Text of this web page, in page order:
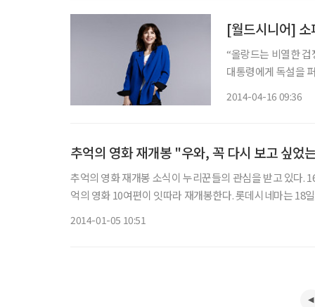
[월드시니어] 소
“올랑드는 비열한 겁쟁이” ‘라붐’의 주인공 소피 마르소(47)가 프랑수
대통령에게 독설을 퍼부었다. 마르소는 15일(현지시간) 발간된
2014-04-16 09:36
추억의 영화 재개봉 "우와, 꼭 다시 보고 싶
추억의 영화 재개봉 소식이 누리꾼들의 관심을 받고 있다. 16일 관련 업계에 따르면 올 하반기 극장가에 디지털로 리마스터링한 추
억의 영화 10여편이 잇따라 재개봉한다. 롯데시네마는 18일부터 열흘 동안 소피마르소 주연의 '라붐'과 '유 콜 잇 러브', 뤽 베송 감
2014-01-05 10:51